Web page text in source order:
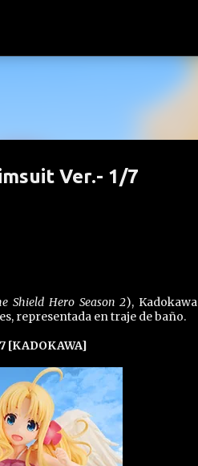
Ver.- 1/7
Shield Hero Season 2), Kadokawa
representada en traje de baño.
[KADOKAWA]